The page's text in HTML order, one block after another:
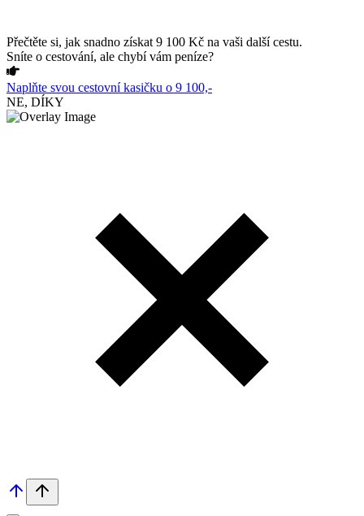
Přečtěte si, jak snadno získat 9 100 Kč na vaši další cestu.
Sníte o cestování, ale chybí vám peníze?
Naplňte svou cestovní kasičku o 9 100,-
NE, DÍKY